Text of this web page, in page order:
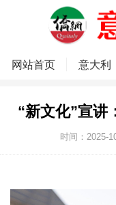
网站首页 意大利
“新文化”宣讲
时间：2025-